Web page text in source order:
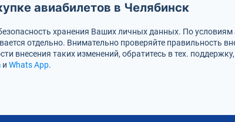
авиабилетов в Челябинск
хранения Ваших личных данных. По
отдельно. Внимательно проверяйте правильность
внесения таких изменений, обратитесь в тех.
и Whats App.